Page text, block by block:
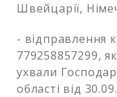
Швейцарії,
- відправлення
779258857299,
ухвали
області від